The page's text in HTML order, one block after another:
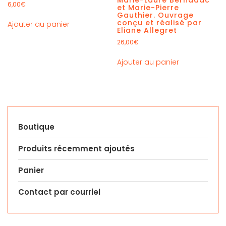
6,00€
Ajouter au panier
et Marie-Pierre
Gauthier. Ouvrage
conçu et réalisé par
Eliane Allegret
26,00€
Ajouter au panier
Boutique
Produits récemment ajoutés
Panier
Contact par courriel